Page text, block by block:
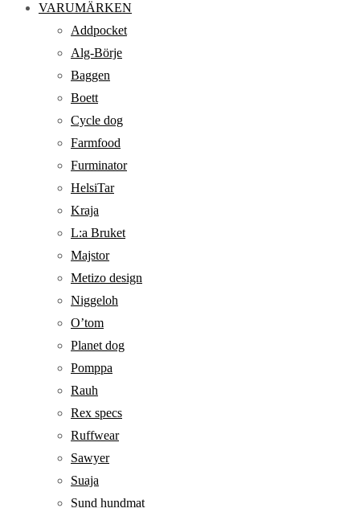
VARUMÄRKEN
Addpocket
Alg-Börje
Baggen
Boett
Cycle dog
Farmfood
Furminator
HelsiTar
Kraja
L:a Bruket
Majstor
Metizo design
Niggeloh
O’tom
Planet dog
Pomppa
Rauh
Rex specs
Ruffwear
Sawyer
Suaja
Sund hundmat